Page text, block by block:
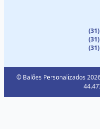
© Balões Personalizados